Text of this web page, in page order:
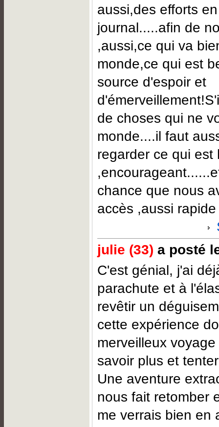
aussi,des efforts
journal.....afin de
,aussi,ce qui va
monde,ce qui est
source d'espoir et
de choses qui ne
monde....il faut
regarder ce qui est
chance que nous
accès ,aussi rapide
julie (33) a posté
C'est génial, j'ai
parachute et à
revêtir un
cette expérience
merveilleux
savoir plus et
Une aventure
nous fait retomber
me verrais bien en